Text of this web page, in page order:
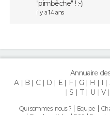
"pimbêche" ! :-)
il y a 14 ans
Annuaire
A
B C D E F G H I
S
T U V
Qui sommes-nous ? Equipe